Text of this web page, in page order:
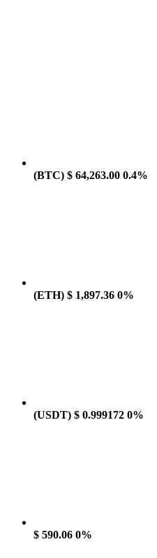
(BTC) $ 64,263.00 0.4%
(ETH) $ 1,897.36 0%
(USDT) $ 0.999172 0%
$ 590.06 0%